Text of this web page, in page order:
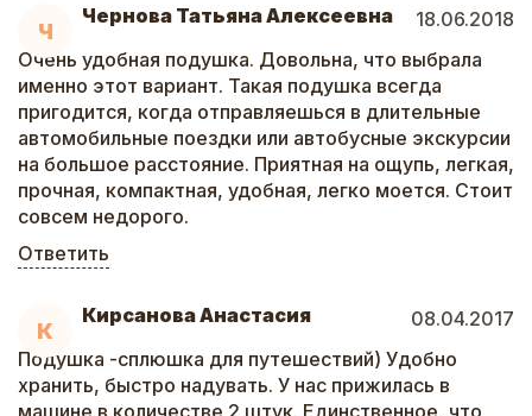
Ч
Чернова Татьяна Алексеевна
18.06.2018
Очень удобная подушка. Довольна, что выбрала
именно этот вариант. Такая подушка всегда
пригодится, когда отправляешься в длительные
автомобильные поездки или автобусные экскурсии
на большое расстояние. Приятная на ощупь, легкая,
прочная, компактная, удобная, легко моется. Стоит
совсем недорого.
Ответить
К
Кирсанова Анастасия
08.04.2017
Подушка -сплюшка для путешествий) Удобно
хранить, быстро надувать. У нас прижилась в
машине в количестве 2 штук. Единственное, что